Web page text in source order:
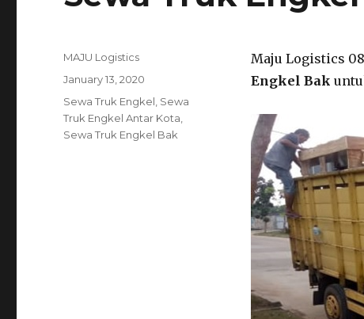
Maju Logistics
Engkel Bak
Author
MAJU Logistics
Posted
on
January 13, 2020
Tags
Sewa Truk Engkel Sewa
Truk Engkel Antar Kota
Sewa Truk Engkel Bak